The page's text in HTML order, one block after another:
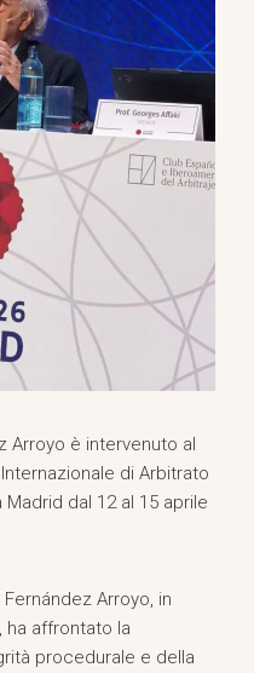
Arroyo è intervenuto al
di Arbitrato
dal 12 al 15 aprile
Arroyo, in
affrontato la
procedurale e della